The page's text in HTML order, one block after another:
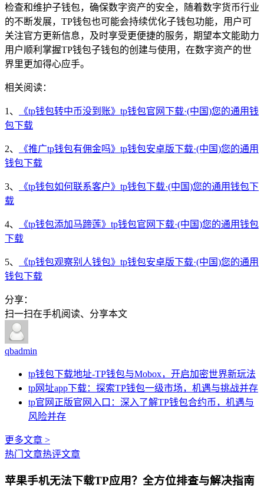
检查和维护子钱包，确保数字资产的安全，随着数字货币行业
的不断发展，TP钱包也可能会持续优化子钱包功能，用户可
关注官方更新信息，及时享受更便捷的服务，期望本文能助力
用户顺利掌握TP钱包子钱包的创建与使用，在数字资产的世
界里更加得心应手。
相关阅读：
1、
《tp钱包转中币没到账》tp钱包官网下载·(中国)您的通用钱
包下载
2、
《推广tp钱包有佣金吗》tp钱包安卓版下载·(中国)您的通用
钱包下载
3、
《tp钱包如何联系客户》tp钱包下载·(中国)您的通用钱包下
载
4、
《tp钱包添加马蹄莲》tp钱包官网下载·(中国)您的通用钱包
下载
5、
《tp钱包观察别人钱包》tp钱包安卓版下载·(中国)您的通用
钱包下载
分享：
扫一扫在手机阅读、分享本文
qbadmin
tp钱包下载地址-TP钱包与Mobox，开启加密世界新玩法
tp网址app下载：探索TP钱包一级市场，机遇与挑战并存
tp官网正版官网入口：深入了解TP钱包合约币，机遇与
风险并存
更多文章 >
热门文章热评文章
苹果手机无法下载TP应用？全方位排查与解决指南